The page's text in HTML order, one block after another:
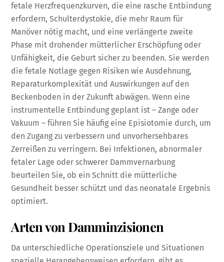
fetale Herzfrequenzkurven, die eine rasche Entbindung
erfordern, Schulterdystokie, die mehr Raum für
Manöver nötig macht, und eine verlängerte zweite
Phase mit drohender mütterlicher Erschöpfung oder
Unfähigkeit, die Geburt sicher zu beenden. Sie werden
die fetale Notlage gegen Risiken wie Ausdehnung,
Reparaturkomplexität und Auswirkungen auf den
Beckenboden in der Zukunft abwägen. Wenn eine
instrumentelle Entbindung geplant ist – Zange oder
Vakuum – führen Sie häufig eine Episiotomie durch, um
den Zugang zu verbessern und unvorhersehbares
Zerreißen zu verringern. Bei Infektionen, abnormaler
fetaler Lage oder schwerer Dammvernarbung
beurteilen Sie, ob ein Schnitt die mütterliche
Gesundheit besser schützt und das neonatale Ergebnis
optimiert.
Arten von Damminzisionen
Da unterschiedliche Operationsziele und Situationen